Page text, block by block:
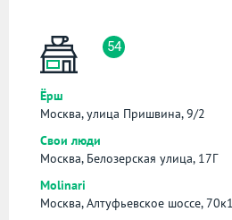
54
Ёрш
Москва, улица Пришвина, 9/2
Свои люди
Москва, Белозерская улица, 17Г
Molinari
Москва, Алтуфьевское шоссе, 70к1